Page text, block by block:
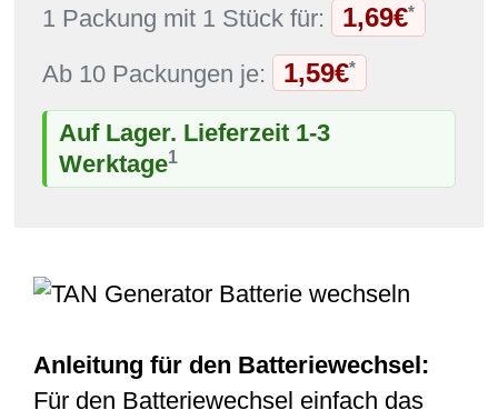
1 Packung mit 1 Stück für: 1,69€*
Ab 10 Packungen je: 1,59€*
Auf Lager. Lieferzeit 1-3
Werktage1
Anleitung für den Batteriewechsel:
Für den Batteriewechsel einfach das